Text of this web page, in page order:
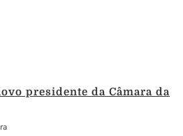
presidente da Câmara da